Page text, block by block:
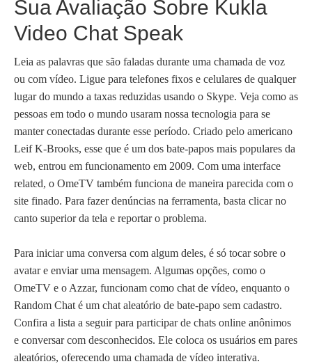
Sua Avaliação Sobre Kukla
Video Chat Speak
Leia as palavras que são faladas durante uma chamada de voz
ou com vídeo. Ligue para telefones fixos e celulares de qualquer
lugar do mundo a taxas reduzidas usando o Skype. Veja como as
pessoas em todo o mundo usaram nossa tecnologia para se
manter conectadas durante esse período. Criado pelo americano
Leif K-Brooks, esse que é um dos bate-papos mais populares da
web, entrou em funcionamento em 2009. Com uma interface
related, o OmeTV também funciona de maneira parecida com o
site finado. Para fazer denúncias na ferramenta, basta clicar no
canto superior da tela e reportar o problema.
Para iniciar uma conversa com algum deles, é só tocar sobre o
avatar e enviar uma mensagem. Algumas opções, como o
OmeTV e o Azzar, funcionam como chat de vídeo, enquanto o
Random Chat é um chat aleatório de bate-papo sem cadastro.
Confira a lista a seguir para participar de chats online anônimos
e conversar com desconhecidos. Ele coloca os usuários em pares
aleatórios, oferecendo uma chamada de vídeo interativa.